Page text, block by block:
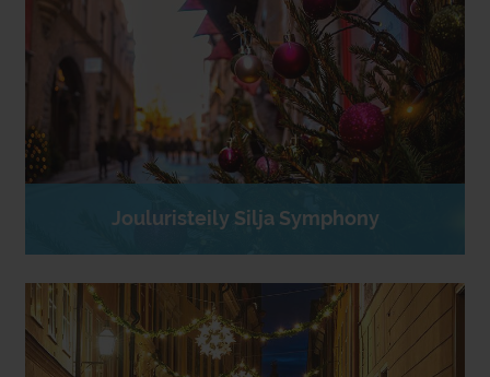
Jouluristeily Silja Symphony